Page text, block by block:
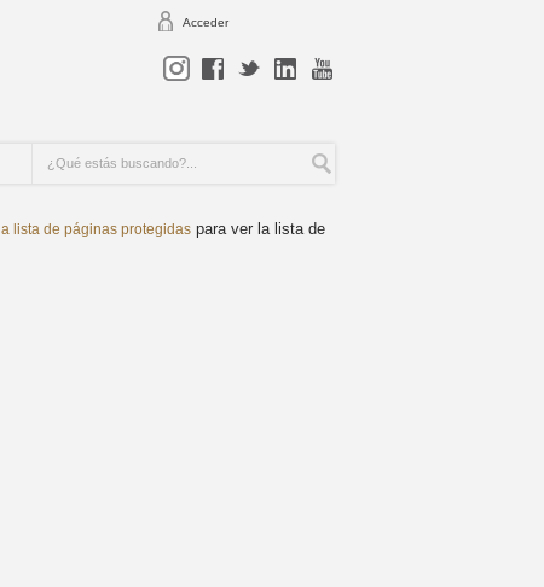
Acceder
la lista de páginas protegidas para ver la lista de